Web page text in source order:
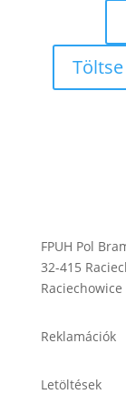
FPUH Pol
32-415
Raciechowice
Reklamációk
Letöltések